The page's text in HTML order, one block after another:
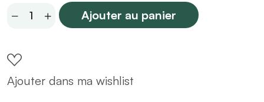
Tapis
de
bain
Ajouter au panier
Ajouter dans ma wishlist